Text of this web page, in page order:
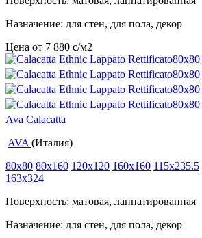
Назначение: для стен, для пола, декор
Цена от 7 880 c/м2
Ava Calacatta
AVA (Италия)
80x80 80x160 120x120 160x160 115x235.5
163x324
Поверхность: матовая, лаппатированная
Назначение: для стен, для пола, декор